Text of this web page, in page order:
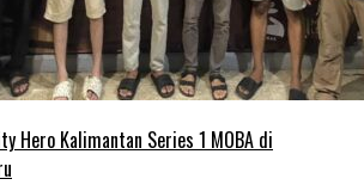
Hero Kalimantan Series 1 MOBA di